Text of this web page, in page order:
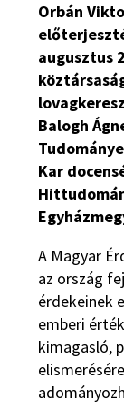
Orbán
augusztus
Balogh
Kar
A Magyar
az ország
érdekeinek
emberi
kimagasló,